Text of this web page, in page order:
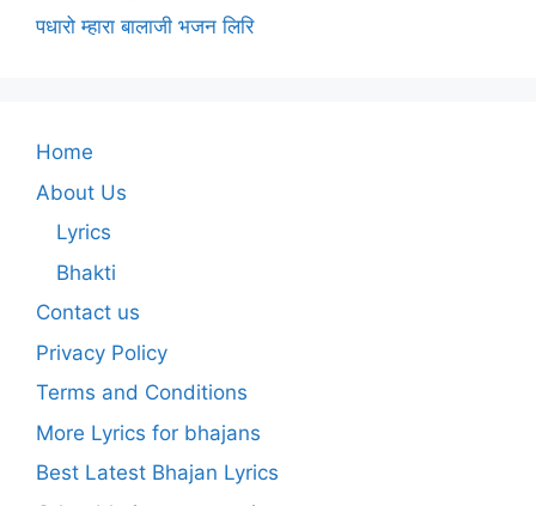
पधारो म्हारा बालाजी भजन लिरि
Home
About Us
Lyrics
Bhakti
Contact us
Privacy Policy
Terms and Conditions
More Lyrics for bhajans
Best Latest Bhajan Lyrics